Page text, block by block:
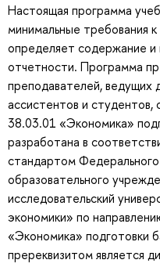
Настоящая программа
минимальные требования
определяет содержание и
отчетности. Программа
преподавателей, ведущих
ассистентов и
38.03.01 «Экономика»
разработана в
стандартом
образовательного
исследовательский
экономики» по
«Экономика» подготовки
пререквизитом является